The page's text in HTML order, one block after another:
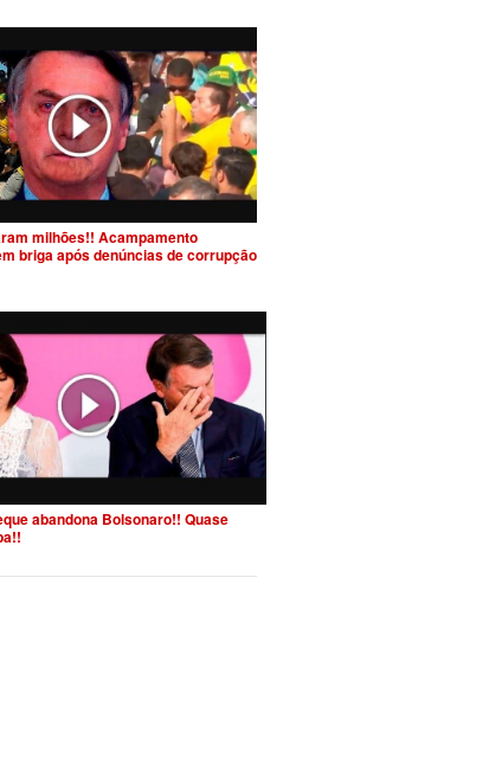
milhões!! Acampamento
briga após denúncias de corrupção
abandona Bolsonaro!! Quase